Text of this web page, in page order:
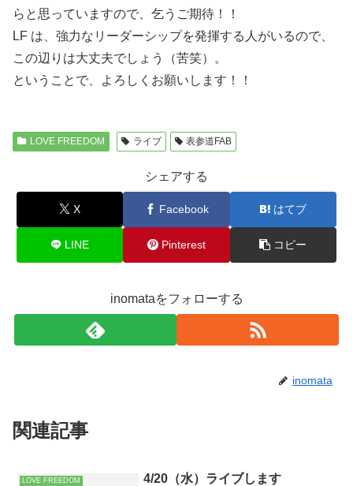
らと思っていますので、乞うご期待！！
LF は、強力なリーダーシップを発揮する人がいるので、
この辺りは大丈夫でしょう（苦笑）。
ということで、よろしくお願いします！！
LOVE FREEDOM ライブ 表参道FAB
シェアする
X Facebook はてブ
LINE Pinterest コピー
inomataをフォローする
inomata
関連記事
LOVE FREEDOM 4/20（水）ライブします